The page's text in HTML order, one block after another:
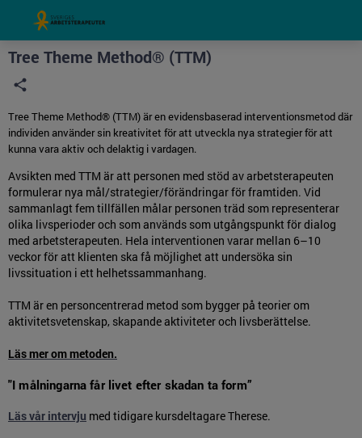
Grade
Portal
Tree Theme Method® (TTM)
Tree Theme Method® (TTM) är en evidensbaserad interventionsmetod där
individen använder sin kreativitet för att utveckla nya strategier för att
kunna vara aktiv och delaktig i vardagen.
Avsikten med TTM är att personen med stöd av arbetsterapeuten
formulerar nya mål/strategier/förändringar för framtiden. Vid
sammanlagt fem tillfällen målar personen träd som representerar
olika livsperioder och som används som utgångspunkt för dialog
med arbetsterapeuten. Hela interventionen varar mellan 6–10
veckor för att klienten ska få möjlighet att undersöka sin
livssituation i ett helhetssammanhang.
TTM är en personcentrerad metod som bygger på teorier om
aktivitetsvetenskap, skapande aktiviteter och livsberättelse.
Läs mer om metoden.
"I målningarna får livet efter skadan ta form”
Läs vår intervju med tidigare kursdeltagare Therese.